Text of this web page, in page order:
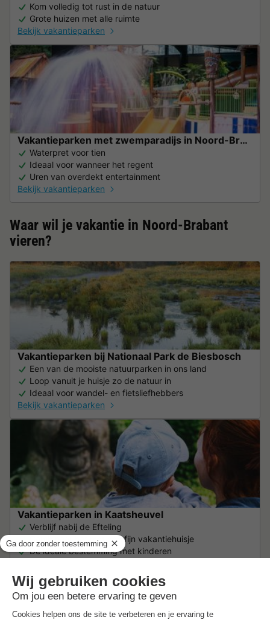
Kom volledig tot rust in de natuur
Grote huizen met alle ruimte
Bekijk vakantieparken
Vakantieparken met zwemparadijs in Noord-Brabant
Waterpret voor tien
Ideaal voor wanneer het regent
Uren van overdekt entertainment
Bekijk vakantieparken
Waar wil je vakantie in Noord-Brabant
vieren?
Vakantieparken bij Nationaal Park de Biesbosch
Een van de mooiste natuurparken in ons land
Loop vanuit je huisje zo de natuur in
Ideaal voor wandel- en fietsliefhebbers
Bekijk vakantieparken
Vakantieparken in Kaatsheuvel
Verblijf nabij de Efteling
Combineer het met een fijn vakantiehuisje
De ideale bestemming met kinderen